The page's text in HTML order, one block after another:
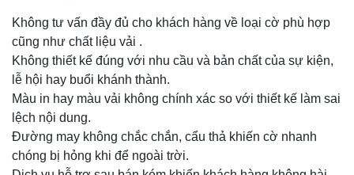
Không tư vấn đầy đủ cho khách hàng về loại cờ phù hợp
cũng như chất liệu vải .
Không thiết kế đúng với nhu cầu và bản chất của sự kiện,
lễ hội hay buổi khánh thành.
Màu in hay màu vải không chính xác so với thiết kế làm sai
lệch nội dung.
Đường may không chắc chắn, cẩu thả khiến cờ nhanh
chóng bị hỏng khi để ngoài trời.